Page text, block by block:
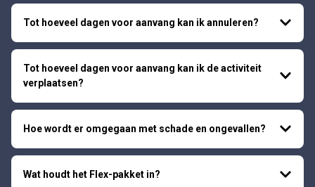
Tot hoeveel dagen voor aanvang kan ik annuleren?
Tot hoeveel dagen voor aanvang kan ik de activiteit
verplaatsen?
Hoe wordt er omgegaan met schade en ongevallen?
Wat houdt het Flex-pakket in?